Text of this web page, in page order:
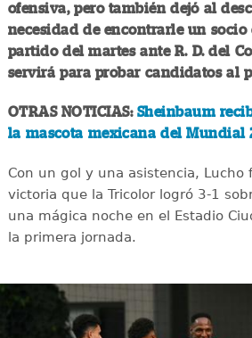
ofensiva, pero también dejó al
necesidad de encontrarle un socio
partido del martes ante R. D. del
servirá para probar candidatos al
OTRAS NOTICIAS: Sheinbaum
la mascota mexicana del Mundial
Con un gol y una asistencia, Lucho
victoria que la Tricolor logró 3-1
una mágica noche en el Estadio
la primera jornada.